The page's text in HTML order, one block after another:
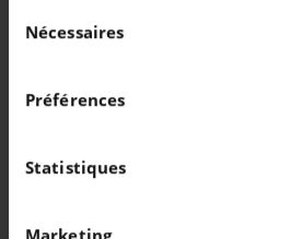
retirer votre consentement à
consultant la Déclaration
Collecter des
géographique qui peuvent
duNécessaires
Préférences
Statistiques